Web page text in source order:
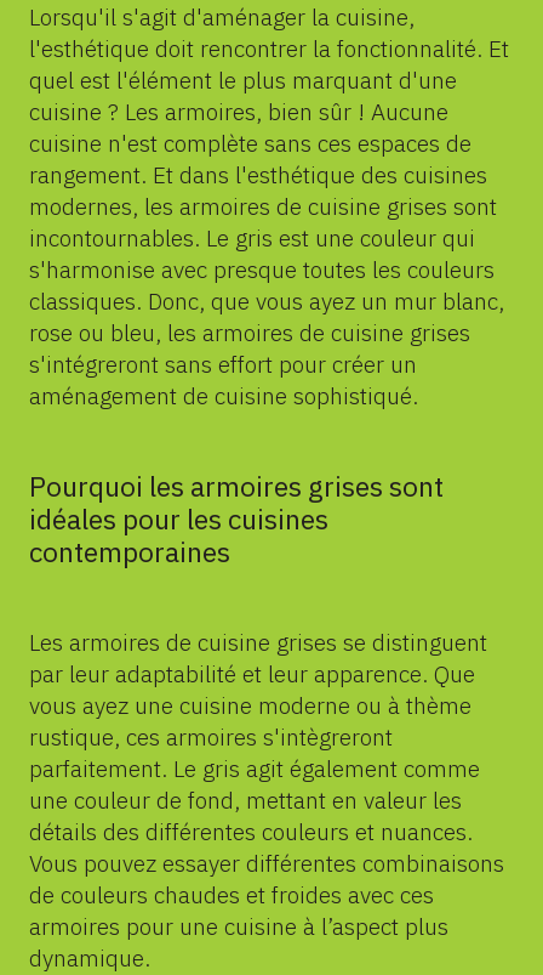
Lorsqu'il s'agit d'aménager la cuisine,
l'esthétique doit rencontrer la fonctionnalité. Et
quel est l'élément le plus marquant d'une
cuisine ? Les armoires, bien sûr ! Aucune
cuisine n'est complète sans ces espaces de
rangement. Et dans l'esthétique des cuisines
modernes, les armoires de cuisine grises sont
incontournables. Le gris est une couleur qui
s'harmonise avec presque toutes les couleurs
classiques. Donc, que vous ayez un mur blanc,
rose ou bleu, les armoires de cuisine grises
s'intégreront sans effort pour créer un
aménagement de cuisine sophistiqué.
Pourquoi les armoires grises sont
idéales pour les cuisines
contemporaines
Les armoires de cuisine grises se distinguent
par leur adaptabilité et leur apparence. Que
vous ayez une cuisine moderne ou à thème
rustique, ces armoires s'intègreront
parfaitement. Le gris agit également comme
une couleur de fond, mettant en valeur les
détails des différentes couleurs et nuances.
Vous pouvez essayer différentes combinaisons
de couleurs chaudes et froides avec ces
armoires pour une cuisine à l’aspect plus
dynamique.